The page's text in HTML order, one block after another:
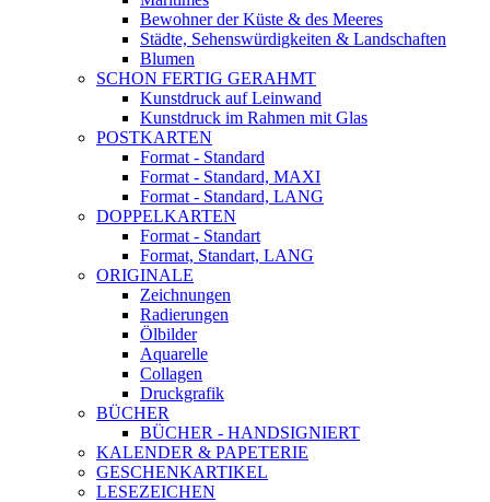
Bewohner der Küste & des Meeres
Städte, Sehenswürdigkeiten & Landschaften
Blumen
SCHON FERTIG GERAHMT
Kunstdruck auf Leinwand
Kunstdruck im Rahmen mit Glas
POSTKARTEN
Format - Standard
Format - Standard, MAXI
Format - Standard, LANG
DOPPELKARTEN
Format - Standart
Format, Standart, LANG
ORIGINALE
Zeichnungen
Radierungen
Ölbilder
Aquarelle
Collagen
Druckgrafik
BÜCHER
BÜCHER - HANDSIGNIERT
KALENDER & PAPETERIE
GESCHENKARTIKEL
LESEZEICHEN